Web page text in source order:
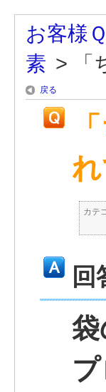
お客様
素 >
戻る
カテ
回